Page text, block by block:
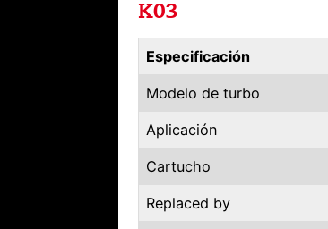
K03
Especificación
Modelo de turbo
Aplicación
Cartucho
Replaced by